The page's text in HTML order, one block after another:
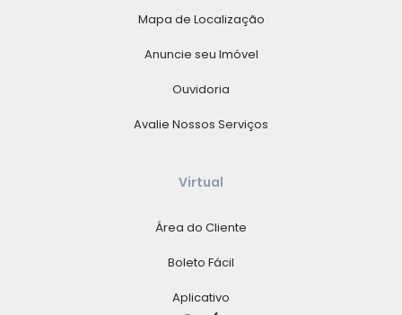
Mapa de Localização
Anuncie seu Imóvel
Ouvidoria
Avalie Nossos Serviços
Virtual
Área do Cliente
Boleto Fácil
Aplicativo